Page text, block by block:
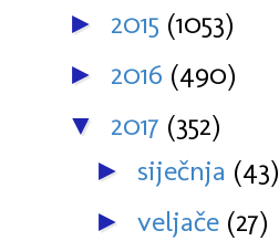
► 2015 (1053)
► 2016 (490)
▼ 2017 (352)
► siječnja (43)
► veljače (27)